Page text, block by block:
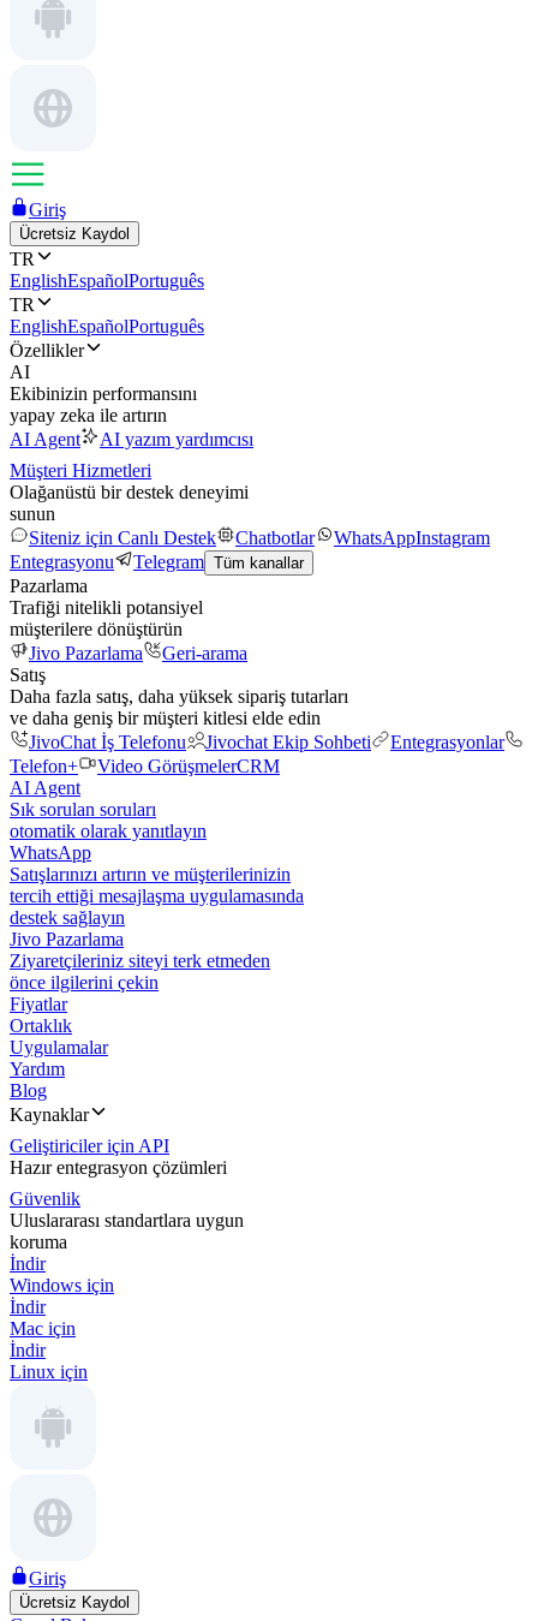
Giriş
Ücretsiz Kaydol
TR
EnglishEspañolPortuguês
TR
EnglishEspañolPortuguês
Özellikler
AI
Ekibinizin performansını
yapay zeka ile artırın
AI Agent
AI yazım yardımcısı
Müşteri Hizmetleri
Olağanüstü bir destek deneyimi
sunun
Siteniz için Canlı Destek
Chatbotlar WhatsAppInstagram
Entegrasyonu
Telegram Tüm kanallar
Pazarlama
Trafiği nitelikli potansiyel
müşterilere dönüştürün
Jivo Pazarlama
Geri-arama
Satış
Daha fazla satış, daha yüksek sipariş tutarları
ve daha geniş bir müşteri kitlesi elde edin
JivoChat İş Telefonu
Jivochat Ekip Sohbeti
Entegrasyonlar
Telefon+
Video GörüşmelerCRM
AI Agent
Sık sorulan soruları
otomatik olarak yanıtlayın
WhatsApp
Satışlarınızı artırın ve müşterilerinizin
tercih ettiği mesajlaşma uygulamasında
destek sağlayın
Jivo Pazarlama
Ziyaretçileriniz siteyi terk etmeden
önce ilgilerini çekin
Fiyatlar
Ortaklık
Uygulamalar
Yardım
Blog
Kaynaklar
Geliştiriciler için API
Hazır entegrasyon çözümleri
Güvenlik
Uluslararası standartlara uygun
koruma
İndir
Windows için
İndir
Mac için
İndir
Linux için
Giriş
Ücretsiz Kaydol